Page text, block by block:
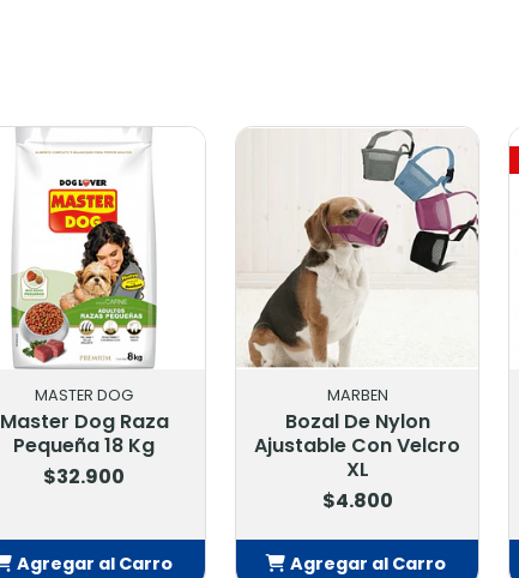
MASTER DOG
Master Dog Raza
Pequeña 18 Kg
$32.900
Agregar al Carro
MARBEN
Bozal De Nylon
Ajustable Con Velcro
XL
$4.800
Agregar al Carro